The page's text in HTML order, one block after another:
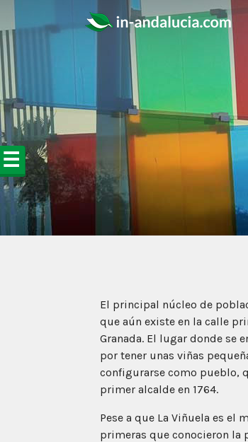
☰
El principal núcleo de
que aún existe en la calle
Granada. El lugar donde se
por tener unas viñas
configurarse como pueblo,
primer alcalde en 1764.
Pese a que La Viñuela es
primeras que conocieron la